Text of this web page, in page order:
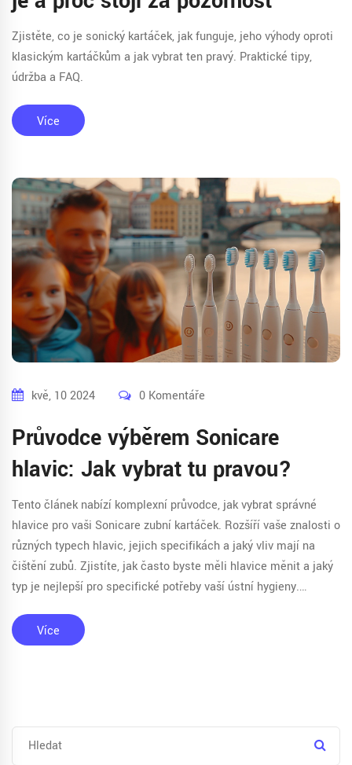
Zjistěte, co je sonický kartáček, jak funguje, jeho výhody oproti
klasickým kartáčkům a jak vybrat ten pravý. Praktické tipy,
údržba a FAQ.
Více
kvě, 10 2024 0 Komentáře
Průvodce výběrem Sonicare
hlavic: Jak vybrat tu pravou?
Tento článek nabízí komplexní průvodce, jak vybrat správné
hlavice pro vaši Sonicare zubní kartáček. Rozšíří vaše znalosti o
různých typech hlavic, jejich specifikách a jaký vliv mají na
čištění zubů. Zjistíte, jak často byste měli hlavice měnit a jaký
typ je nejlepší pro specifické potřeby vaší ústní hygieny.
napodobenin, což je klíčové pro efektivní a bezpečné čištění.
Více